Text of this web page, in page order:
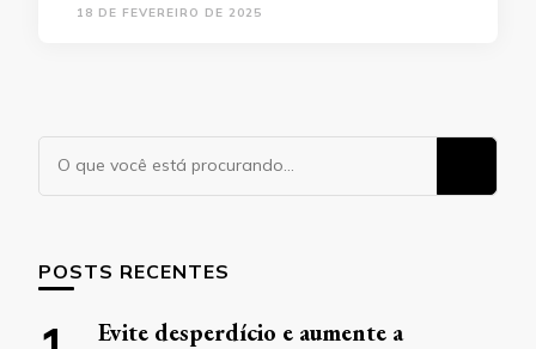
18 DE FEVEREIRO DE 2025
Procurando
algo?
POSTS RECENTES
Evite desperdício e aumente a